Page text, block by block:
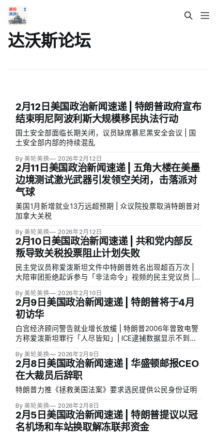
达沃斯论坛
2月12日美国政治新闻速递 | 特朗普政府宣布
结束明尼阿波利斯大规模移民执法行动
国土安全部面临长期关闭，议员缺席慕尼黑安全会议 | 国
土安全部内部的持续混乱
By 美轮美换 2026年2月12日
2月11日美国政治新闻速递 | 五角大楼在美墨
边境测试激光武器引发领空关闭，击落派对
气球
美国1月新增就业13万远超预期 | 众议院投票取消特朗普对
加拿大关税
By 美轮美换 2026年2月12日
2月10日美国政治新闻速递 | 共和党内部反
叛导致关税投票阻止计划失败
民主党议员称爱泼斯坦文件中特朗普姓名出现超百万次 |
大陪审团拒绝起诉参与「非法命令」视频的民主党议员 |
署撤销温室气体危害认定
By 美轮美换 2026年2月10日
2月9日美国政治新闻速递 | 特朗普将于4月
初访华
白宫经济顾问警告就业增长放缓 | 特朗普2006年曾致电警
方称爱泼斯坦罪行「人尽皆知」| ICE逮捕数据显示不到
By 美轮美换 2026年2月9日
2月8日美国政治新闻速递 | 华盛顿邮报CEO
在大裁员后辞职
特朗普力推《拯救美国法案》要求选民提供公民身份证明
By 美轮美换 2026年2月8日
2月5日美国政治新闻速递 | 特朗普提议以冠
名机场和车站换取解冻联邦资金